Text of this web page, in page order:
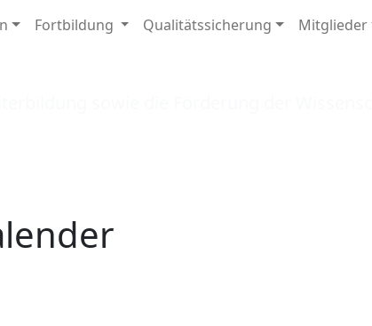
Fortbildung Qualitätssicherung Mitglieder